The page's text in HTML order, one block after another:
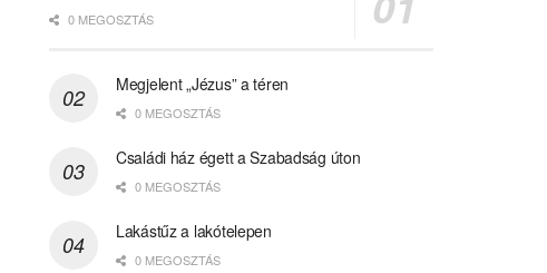
0 MEGOSZTÁS
Megjelent „Jézus” a téren
0 MEGOSZTÁS
Családi ház égett a Szabadság úton
0 MEGOSZTÁS
Lakástűz a lakótelepen
0 MEGOSZTÁS